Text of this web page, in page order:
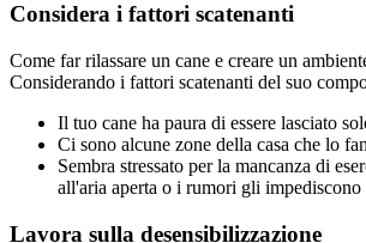
Considera i fattori scatenanti
Come far rilassare un cane e creare un
Considerando i fattori scatenanti del suo
Il tuo cane ha paura di essere lasciato
Ci sono alcune zone della casa che lo
Sembra stressato per la mancanza di
all'aria aperta o i rumori gli impediscono
Lavora sulla desensibilizzazione